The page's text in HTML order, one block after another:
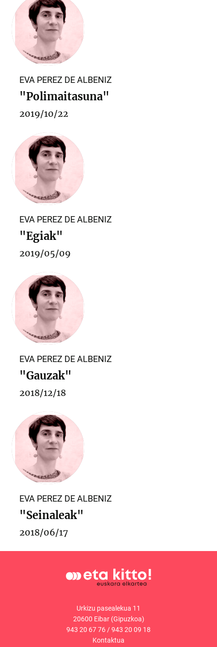
EVA PEREZ DE ALBENIZ
"Polimaitasuna"
2019/10/22
EVA PEREZ DE ALBENIZ
"Egiak"
2019/05/09
EVA PEREZ DE ALBENIZ
"Gauzak"
2018/12/18
EVA PEREZ DE ALBENIZ
"Seinaleak"
2018/06/17
Urkizu pasealekua 11
20600 Eibar (Gipuzkoa)
943 20 67 76 /943 20 09 18
Kontaktua